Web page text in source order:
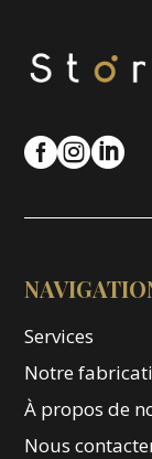

Services
Notre
À propos de
Nous